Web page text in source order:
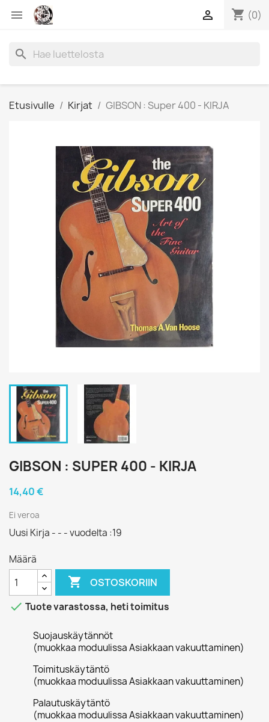
 shopping_cart (0)

search
Etusivulle Kirjat GIBSON : Super 400 - KIRJA
GIBSON : SUPER 400 - KIRJA
14,40 €
Ei veroa
Uusi Kirja - - - vuodelta :19
Määrä
 OSTOSKORIIN
 Tuote varastossa, heti toimitus
Suojauskäytännöt
(muokkaa moduulissa Asiakkaan vakuuttaminen)
Toimituskäytäntö
(muokkaa moduulissa Asiakkaan vakuuttaminen)
Palautuskäytäntö
(muokkaa moduulissa Asiakkaan vakuuttaminen)